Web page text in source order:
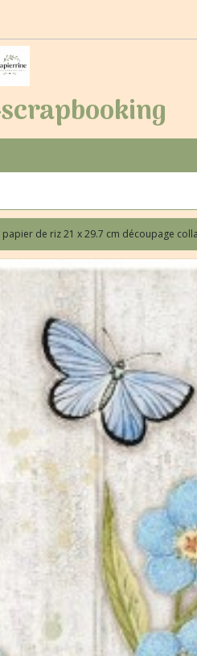
de riz 21 x 29.7 cm découpage